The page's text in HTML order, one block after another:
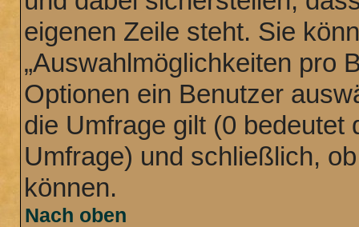
eigenen Zeile steht. Sie
„Auswahlmöglichkeiten pro
Optionen ein Benutzer
die Umfrage gilt (0 bedeutet
Umfrage) und schließlich,
können.
Nach oben